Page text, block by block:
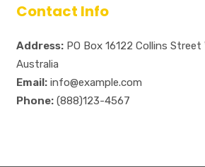
Contact Info
Address:PO Box 16122 Collins
Australia
Email:info@example.com
Phone:(888)123-4567